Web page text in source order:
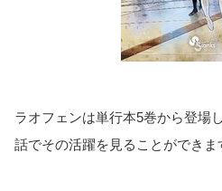
ラオフェンは単行本5巻から登場
話でその活躍を見ることができま